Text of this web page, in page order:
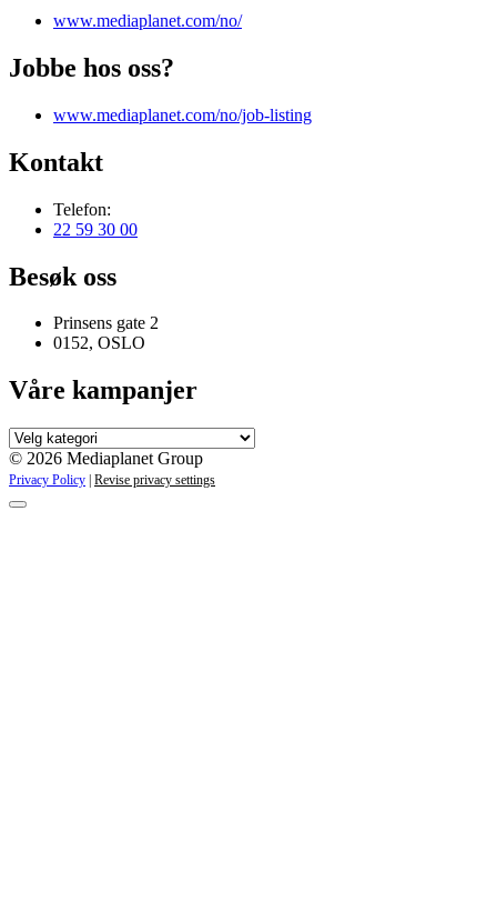
www.mediaplanet.com/no/
Jobbe hos oss?
www.mediaplanet.com/no/job-listing
Kontakt
Telefon:
22 59 30 00
Besøk oss
Prinsens gate 2
0152, OSLO
Våre kampanjer
Våre
kampanjer
© 2026 Mediaplanet Group
Privacy Policy Revise privacy settings